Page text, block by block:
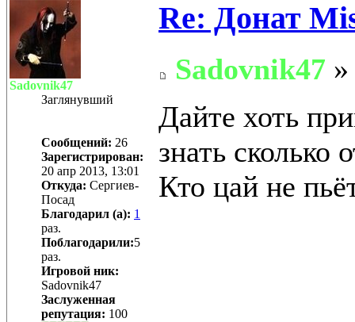
Sadovnik47
Заглянувший
Сообщений: 26
Зарегистрирован:
20 апр 2013, 13:01
Откуда: Сергиев-
Посад
Благодарил (а): 1
раз.
Поблагодарили:5
раз.
Игровой ник:
Sadovnik47
Заслуженная
репутация: 100
Re: Донат
Sadovnik47
Дайте хоть
знать сколько
Кто цай не